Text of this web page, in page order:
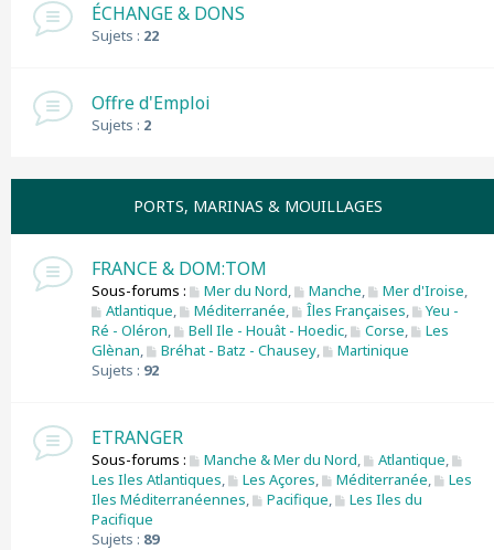
ÉCHANGE & DONS
Sujets : 22
Offre d'Emploi
Sujets : 2
PORTS, MARINAS & MOUILLAGES
FRANCE & DOM:TOM
Sous-forums : Mer du Nord, Manche, Mer d'Iroise,
Atlantique, Méditerranée, Îles Françaises,
Yeu -
Ré - Oléron, Bell Ile - Houât - Hoedic, Corse,
Les
Glènan, Bréhat - Batz - Chausey,
Martinique
Sujets : 92
ETRANGER
Sous-forums : Manche & Mer du Nord, Atlantique,
Les Iles Atlantiques, Les Açores, Méditerranée,
Les
Iles Méditerranéennes, Pacifique,
Les Iles du
Pacifique
Sujets : 89